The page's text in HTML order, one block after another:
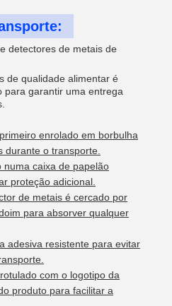
detectores de metais de
de qualidade alimentar é
para garantir uma entrega
enrolado em borbulha
durante o transporte.
numa caixa de papelão
proteção adicional.
de metais é cercado por
para absorver qualquer
adesiva resistente para evitar
com o logotipo da
produto para facilitar a